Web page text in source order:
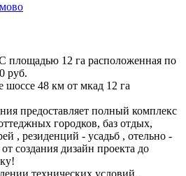
площадью 12 га расположенная по
руб.
48 км от мкад 12 га
предоставляет полный комплекс
городков, баз отдых,
, резиденций - усадьб , отельно -
создания дизайн проекта до